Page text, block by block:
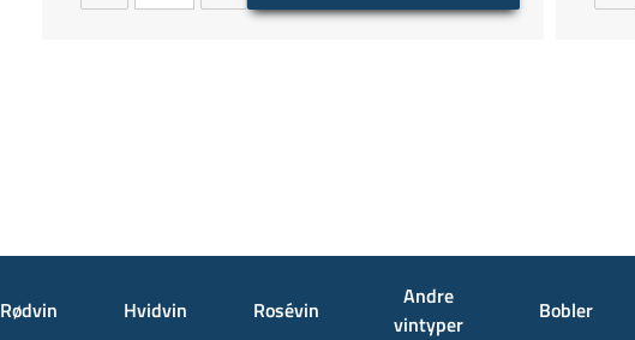
Rødvin Hvidvin Rosévin
Andre
vintyper
Bobler